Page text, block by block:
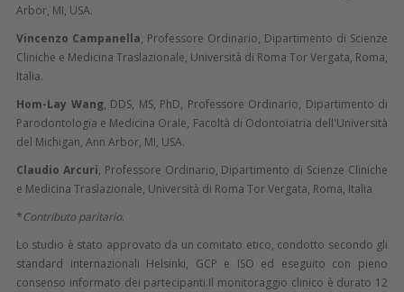
Arbor, MI, USA.
Vincenzo Campanella, Professore Ordinario, Dipartimento di Scienze
Cliniche e Medicina Traslazionale, Università di Roma Tor Vergata, Roma,
Italia.
Hom-Lay Wang, DDS, MS, PhD, Professore Ordinario, Dipartimento di
Parodontologia e Medicina Orale, Facoltà di Odontoiatria dell'Università
del Michigan, Ann Arbor, MI, USA.
Claudio Arcuri, Professore Ordinario, Dipartimento di Scienze Cliniche
e Medicina Traslazionale, Università di Roma Tor Vergata, Roma, Italia
*Contributo paritario.
Lo studio è stato approvato da un comitato etico, condotto secondo gli
standard internazionali Helsinki, GCP e ISO ed eseguito con pieno
consenso informato dei partecipanti.Il monitoraggio clinico è durato 12